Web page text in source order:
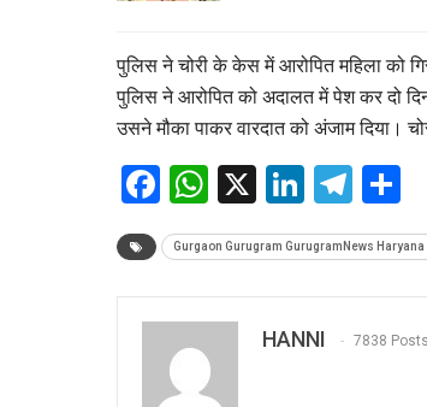
पुलिस ने चोरी के केस में आरोपित महिला को
पुलिस ने आरोपित को अदालत में पेश कर दो
उसने मौका पाकर वारदात को अंजाम दिया।
Facebook
WhatsApp
X LinkedIn
Gurgaon Gurugram GurugramNews
HANNI 7838 Posts